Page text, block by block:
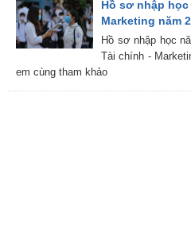
Hồ sơ nhập
Marketing năm
Hồ sơ nhập học
Tài chính -
em cùng tham khảo